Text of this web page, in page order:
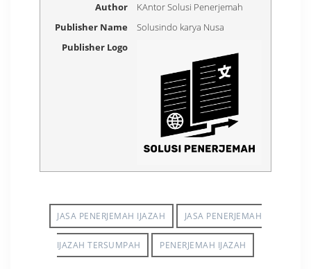
Author
KAntor Solusi Penerjemah
Publisher Name
Solusindo karya Nusa
Publisher Logo
JASA PENERJEMAH IJAZAH JASA PENERJEMAH
IJAZAH TERSUMPAH PENERJEMAH IJAZAH